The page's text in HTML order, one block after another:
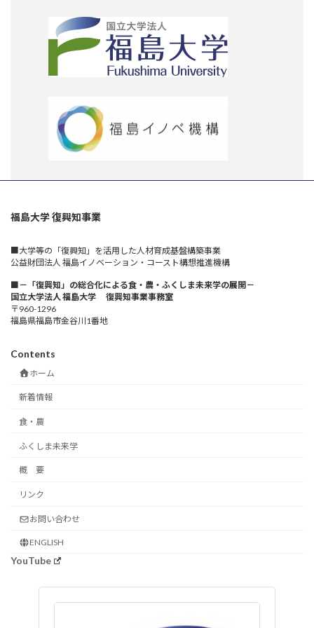
福島大学 復興知事業
■大学等の「復興知」を活用した人材育成基盤構築事業
公益財団法人 福島イノベーション・コースト構想推進機構
■－「復興知」の総合化による食・農・ふくしま未来学の展開－
国立大学法人 福島大学 復興知事業事務室
〒960-1296
福島県福島市金谷川1番地
Contents
ホーム
新着情報
食・農
ふくしま未来学
概 要
リンク
お問い合わせ
ENGLISH
YouTube